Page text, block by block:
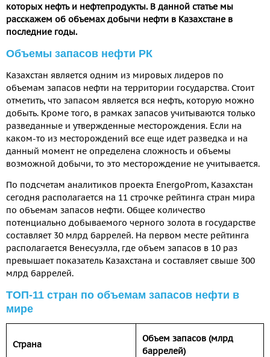
которых нефть и нефтепродукты. В данной статье мы
расскажем об объемах добычи нефти в Казахстане в
последние годы.
Объемы запасов нефти РК
Казахстан является одним из мировых лидеров по
объемам запасов нефти на территории государства. Стоит
отметить, что запасом является вся нефть, которую можно
добыть. Кроме того, в рамках запасов учитываются только
разведанные и утвержденные месторождения. Если на
каком-то из месторождений все еще идет разведка и на
данный момент не определена сложность и объемы
возможной добычи, то это месторождение не учитывается.
По подсчетам аналитиков проекта EnergoProm, Казахстан
сегодня располагается на 11 строчке рейтинга стран мира
по объемам запасов нефти. Общее количество
потенциально добываемого черного золота в государстве
составляет 30 млрд баррелей. На первом месте рейтинга
располагается Венесуэлла, где объем запасов в 10 раз
превышает показатель Казахстана и составляет свыше 300
млрд баррелей.
ТОП-11 стран по объемам запасов нефти в
мире
Страна
Объем запасов (млрд
баррелей)